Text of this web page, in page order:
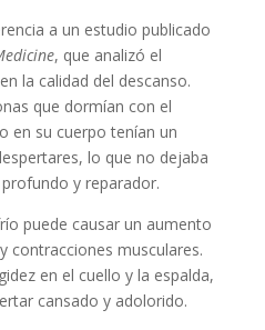
a un estudio publicado
, que analizó el
la calidad del descanso.
que dormían con el
en su cuerpo tenían un
lo que no dejaba
y reparador.
puede causar un aumento
contracciones musculares.
en el cuello y la espalda,
cansado y adolorido.